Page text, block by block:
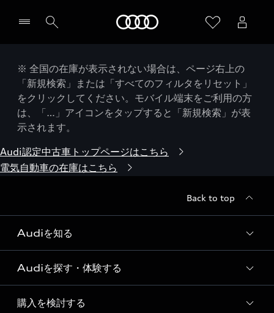
※ 全国の在庫が表示されない場合は、ページ右上の
「新規検索」または「すべてのフィルタをリセット」
をクリックしてください。モバイル端末をご利用の方
は、「…」アイコンをタップすると「新規検索」が表
示されます。
Audi認定中古車トップページはこちら
電気自動車の在庫はこちら
Back to top
Audiを知る
Audi ブランド
Story of Progress
Audiを探す・体験する
ディーラー検索
購入を検討する